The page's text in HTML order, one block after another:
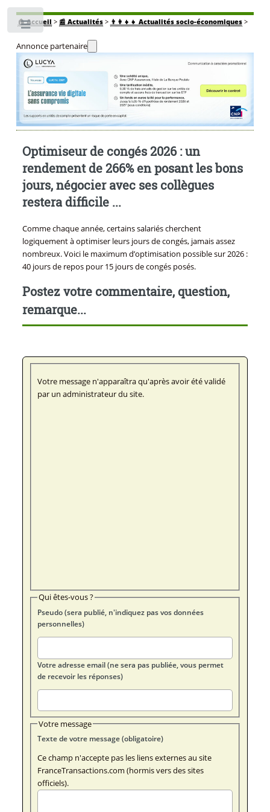
🏠Accueil > 📰 Actualités> 👨‍👩‍👧‍👧 Actualités socio-économiques>
Annonce partenaire
Optimiseur de congés 2026 : un
rendement de 266% en posant les bons
jours, négocier avec ses collègues
restera difficile ...
Comme chaque année, certains salariés cherchent
logiquement à optimiser leurs jours de congés, jamais assez
nombreux. Voici le maximum d’optimisation possible sur 2026 :
40 jours de repos pour 15 jours de congés posés.
Postez votre commentaire, question,
remarque...
Votre message n'apparaîtra qu'après avoir été validé
par un administrateur du site.
Qui êtes-vous ?
Pseudo (sera publié, n'indiquez pas vos données
personnelles)
Votre adresse email (ne sera pas publiée, vous permet
de recevoir les réponses)
Votre message
Texte de votre message (obligatoire)
Ce champ n'accepte pas les liens externes au site
FranceTransactions.com (hormis vers des sites
officiels).
Toggle